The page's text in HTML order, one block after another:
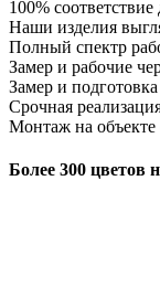
100%
Наши изделия
Полный спектр
Замер и рабочие
Замер и
Срочная
Монтаж на объекте
Более 300 цветов